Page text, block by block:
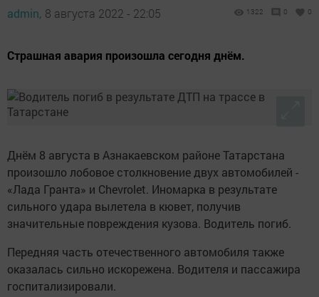
admin, 8 августа 2022 - 22:05 1322 0 0
Страшная авария произошла сегодня днём.
Днём 8 августа в Азнакаевском районе Татарстана
произошло лобовое столкновение двух автомобилей -
«Лада Гранта» и Chevrolet. Иномарка в результате
сильного удара вылетела в кювет, получив
значительные повреждения кузова. Водитель погиб.
Передняя часть отечественного автомобиля также
оказалась сильно искорежена. Водителя и пассажира
госпитализировали.